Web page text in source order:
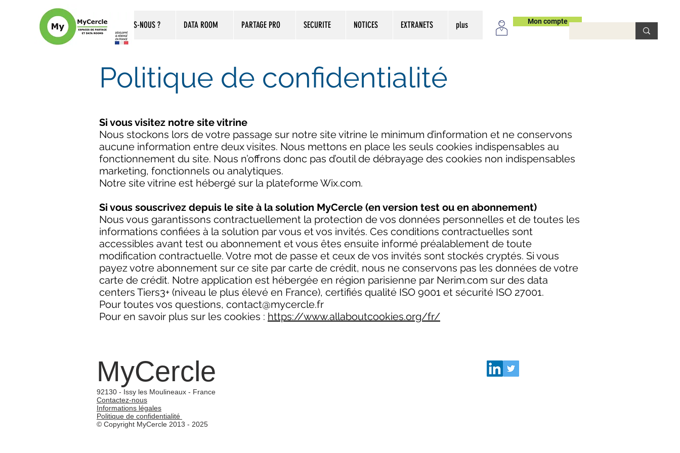
QUI SOMMES-NOUS ? DATA ROOM PARTAGE PRO SECURITE NOTICES EXTRANETS plus Mon compte
Politique de confidentialité
Si vous visitez notre site vitrine
Nous stockons lors de votre passage sur notre site vitrine le minimum d’information et ne conservons
aucune information entre deux visites. Nous mettons en place les seuls cookies indispensables au
fonctionnement du site. Nous n’offrons donc pas d’outil de débrayage des cookies non indispensables
marketing, fonctionnels ou analytiques.
Notre site vitrine est hébergé sur la plateforme Wix.com.
Si vous souscrivez depuis le site à la solution MyCercle (en version test ou en abonnement)
Nous vous garantissons contractuellement la protection de vos données personnelles et de toutes les
informations confiées à la solution par vous et vos invités. Ces conditions contractuelles sont
accessibles avant test ou abonnement et vous êtes ensuite informé préalablement de toute
modification contractuelle. Votre mot de passe et ceux de vos invités sont stockés cryptés. Si vous
payez votre abonnement sur ce site par carte de crédit, nous ne conservons pas les données de votre
carte de crédit. Notre application est hébergée en région parisienne par Nerim.com sur des data
centers Tiers3+ (niveau le plus élevé en France), certifiés qualité ISO 9001 et sécurité ISO 27001.
Pour toutes vos questions, contact@mycercle.fr
Pour en savoir plus sur les cookies : https://www.allaboutcookies.org/fr/
MyCercle
92130 - Issy les Moulineaux - France
Contactez-nous
Informations légales
Politique de confidentialité
© Copyright MyCercle 2013 - 2025